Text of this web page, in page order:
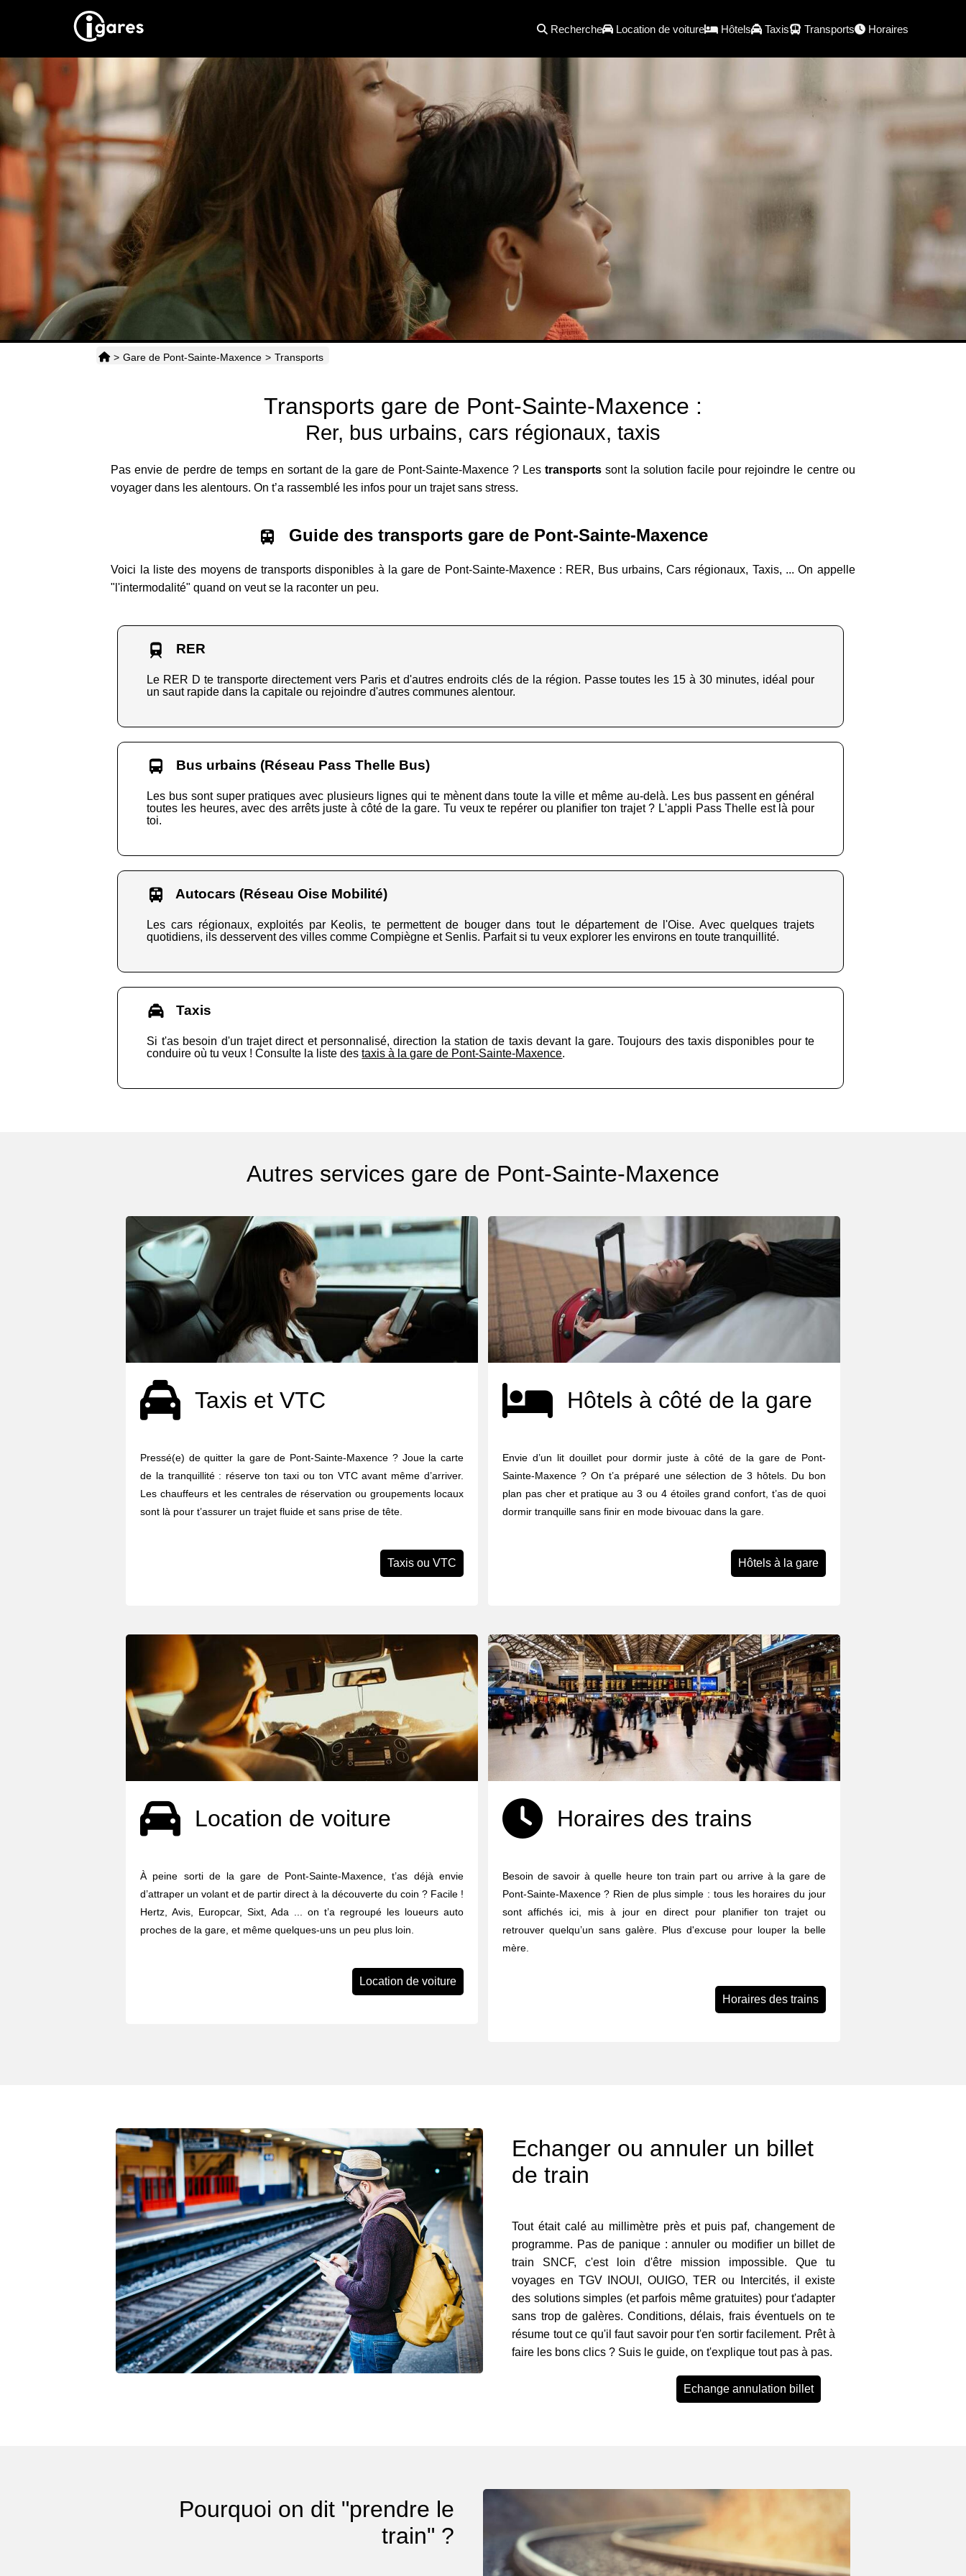
Recherche Location de voiture Hôtels Taxis Transports Horaires
> Gare de Pont-Sainte-Maxence > Transports
Transports gare de Pont-Sainte-Maxence :
Rer, bus urbains, cars régionaux, taxis
Pas envie de perdre de temps en sortant de la gare de Pont-Sainte-Maxence ? Lestransports sont la solution facile pour rejoindre le centre ou
voyager dans les alentours. On t’a rassemblé les infos pour un trajet sans stress.
Guide des transports gare de Pont-Sainte-Maxence
Voici la liste des moyens de transports disponibles à la gare de Pont-Sainte-Maxence : RER, Bus urbains, Cars régionaux, Taxis, ... On appelle
"l'intermodalité" quand on veut se la raconter un peu.
RER
Le RER D te transporte directement vers Paris et d'autres endroits clés de la région. Passe toutes les 15 à 30 minutes, idéal pour
un saut rapide dans la capitale ou rejoindre d'autres communes alentour.
Bus urbains (Réseau Pass Thelle Bus)
Les bus sont super pratiques avec plusieurs lignes qui te mènent dans toute la ville et même au-delà. Les bus passent en général
toutes les heures, avec des arrêts juste à côté de la gare. Tu veux te repérer ou planifier ton trajet ? L'appli Pass Thelle est là pour
toi.
Autocars (Réseau Oise Mobilité)
Les cars régionaux, exploités par Keolis, te permettent de bouger dans tout le département de l'Oise. Avec quelques trajets
quotidiens, ils desservent des villes comme Compiègne et Senlis. Parfait si tu veux explorer les environs en toute tranquillité.
Taxis
Si t'as besoin d'un trajet direct et personnalisé, direction la station de taxis devant la gare. Toujours des taxis disponibles pour te
conduire où tu veux ! Consulte la liste destaxis à la gare de Pont-Sainte-Maxence.
Autres services gare de Pont-Sainte-Maxence
Taxis et VTC
Pressé(e) de quitter la gare de Pont-Sainte-Maxence ? Joue la carte
de la tranquillité : réserve ton taxi ou ton VTC avant même d’arriver.
Les chauffeurs et les centrales de réservation ou groupements locaux
sont là pour t’assurer un trajet fluide et sans prise de tête.
Taxis ou VTC
Hôtels à côté de la gare
Envie d’un lit douillet pour dormir juste à côté de la gare de Pont-
Sainte-Maxence ? On t’a préparé une sélection de 3 hôtels. Du bon
plan pas cher et pratique au 3 ou 4 étoiles grand confort, t’as de quoi
dormir tranquille sans finir en mode bivouac dans la gare.
Hôtels à la gare
Location de voiture
À peine sorti de la gare de Pont-Sainte-Maxence, t’as déjà envie
d’attraper un volant et de partir direct à la découverte du coin ? Facile !
Hertz, Avis, Europcar, Sixt, Ada ... on t’a regroupé les loueurs auto
proches de la gare, et même quelques-uns un peu plus loin.
Location de voiture
Horaires des trains
Besoin de savoir à quelle heure ton train part ou arrive à la gare de
Pont-Sainte-Maxence ? Rien de plus simple : tous les horaires du jour
sont affichés ici, mis à jour en direct pour planifier ton trajet ou
retrouver quelqu’un sans galère. Plus d'excuse pour louper la belle
mère.
Horaires des trains
Echanger ou annuler un billet
de train
Tout était calé au millimètre près et puis paf, changement de
programme. Pas de panique : annuler ou modifier un billet de
train SNCF, c'est loin d'être mission impossible. Que tu
voyages en TGV INOUI, OUIGO, TER ou Intercités, il existe
des solutions simples (et parfois même gratuites) pour t'adapter
sans trop de galères. Conditions, délais, frais éventuels on te
résume tout ce qu'il faut savoir pour t'en sortir facilement. Prêt à
faire les bons clics ? Suis le guide, on t'explique tout pas à pas.
Echange annulation billet
Pourquoi on dit "prendre le
train" ?